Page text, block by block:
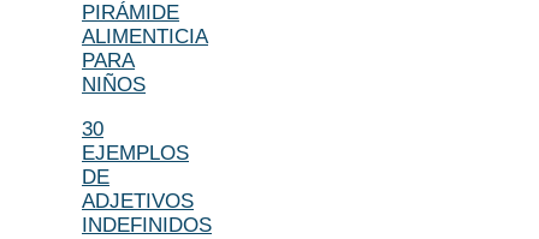
PIRÁMIDE
ALIMENTICIA
PARA
NIÑOS
30
EJEMPLOS
DE
ADJETIVOS
INDEFINIDOS